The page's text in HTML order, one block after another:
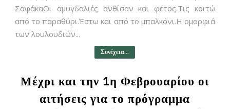
ΣαφάκαΟι αμυγδαλιές ανθίσαν και φέτος.Τις κοιτώ
από το παραθύρι.Έστω και από το μπαλκόνι.Η ομορφιά
των λουλουδιών...
Συνέχεια...
Μέχρι και την 1η Φεβρουαρίου οι
αιτήσεις για το πρόγραμμα